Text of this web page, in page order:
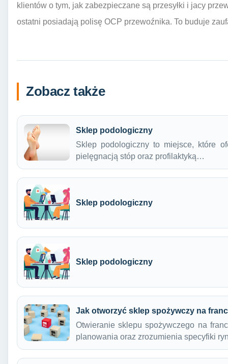
klientów o tym, jak zabezpieczane są przesyłki i jacy
ostatni posiadają polisę OCP przewoźnika. To buduje
Zobacz także
Sklep podologiczny
Sklep podologiczny to miejsce, które
pielęgnacją stóp oraz profilaktyką…
Sklep podologiczny
Sklep podologiczny
Jak otworzyć sklep spożywczy na
Otwieranie sklepu spożywczego na
planowania oraz zrozumienia specyfiki